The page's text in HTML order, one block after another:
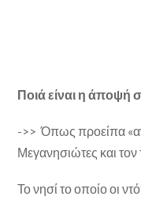
Ποιά είναι η άποψή
->> Όπως προείπα
Μεγανησιώτες και τον
Το νησί το οποίο οι